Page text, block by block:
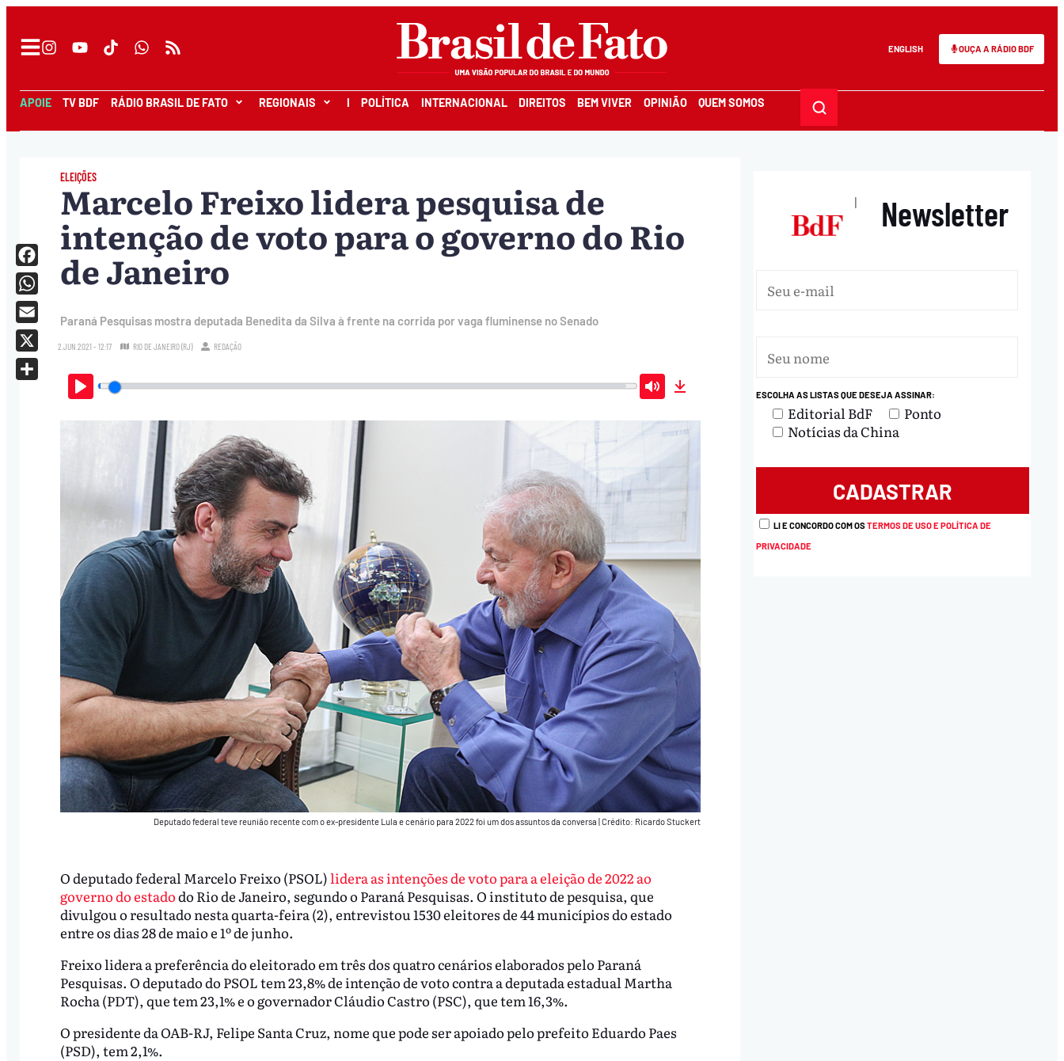
ENGLISH OUÇA A RÁDIO BDF
APOIE TV BDF RÁDIO BRASIL DE FATO REGIONAIS I POLÍTICA INTERNACIONAL DIREITOS BEM VIVER OPINIÃO QUEM SOMOS
ELEIÇÕES
Marcelo Freixo lidera pesquisa de
intenção de voto para o governo do Rio
de Janeiro
Paraná Pesquisas mostra deputada Benedita da Silva à frente na corrida por vaga fluminense no Senado
2.JUN.2021 - 12:17 RIO DE JANEIRO (RJ) REDAÇÃO
Play Mute
Deputado federal teve reunião recente com o ex-presidente Lula e cenário para 2022 foi um dos assuntos da conversa Crédito: Ricardo Stuckert
O deputado federal Marcelo Freixo (PSOL)lidera as intenções de voto para a eleição de 2022 ao
governo do estadodo Rio de Janeiro, segundo o Paraná Pesquisas. O instituto de pesquisa, que
divulgou o resultado nesta quarta-feira (2), entrevistou 1530 eleitores de 44 municípios do estado
entre os dias 28 de maio e 1º de junho.
Freixo lidera a preferência do eleitorado em três dos quatro cenários elaborados pelo Paraná
Pesquisas. O deputado do PSOL tem 23,8% de intenção de voto contra a deputada estadual Martha
Rocha (PDT), que tem 23,1% e o governador Cláudio Castro (PSC), que tem 16,3%.
O presidente da OAB-RJ, Felipe Santa Cruz, nome que pode ser apoiado pelo prefeito Eduardo Paes
(PSD), tem 2,1%.
Facebook
WhatsApp
Email
X
| Newsletter
ESCOLHA AS LISTAS QUE DESEJA ASSINAR:
Editorial BdF
Ponto
Notícias da China
LI E CONCORDO COM OSTERMOS DE USO E POLÍTICA DE
PRIVACIDADE